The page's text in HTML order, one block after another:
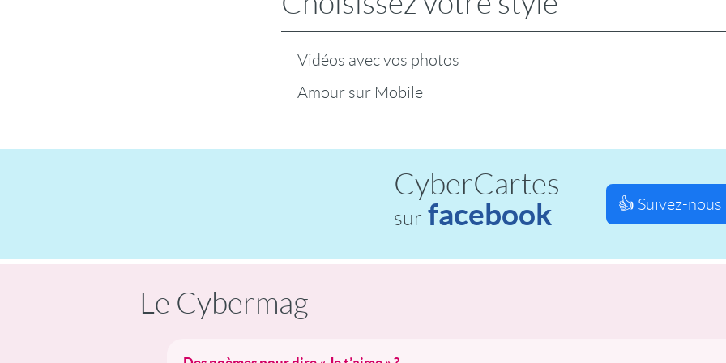
Vidéos avec vos photos
Amour sur Mobile
CyberCartes
sur facebook 👍 Suivez-nous
Le Cybermag